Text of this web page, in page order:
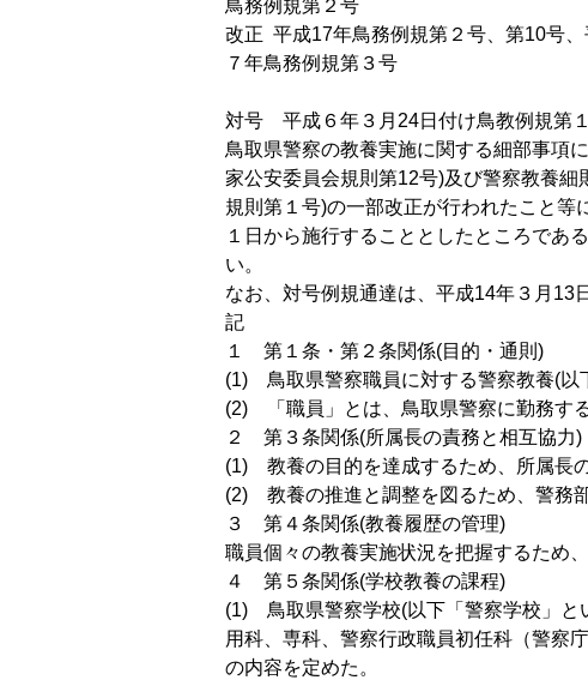
鳥務例規第２号
改正 平成17年鳥務例規第２号、第10号
７年鳥務例規第３号
対号 平成６年３月24日付け鳥教例規第
鳥取県警察の教養実施に関する細部事項
家公安委員会規則第12号)及び警察教養
規則第１号)の一部改正が行われたこと等
１日から施行することとしたところであ
い。
なお、対号例規通達は、平成14年３月13
記
１ 第１条・第２条関係(目的・通則)
(1) 鳥取県警察職員に対する警察教養(以
(2) 「職員」とは、鳥取県警察に勤務す
２ 第３条関係(所属長の責務と相互協力)
(1) 教養の目的を達成するため、所属長
(2) 教養の推進と調整を図るため、警務
３ 第４条関係(教養履歴の管理)
職員個々の教養実施状況を把握するため
４ 第５条関係(学校教養の課程)
(1) 鳥取県警察学校(以下「警察学校」と
用科、専科、警察行政職員初任科（警察
の内容を定めた。